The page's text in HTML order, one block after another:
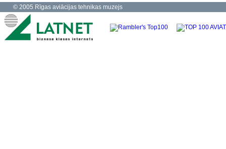
© 2005 Rīgas aviācijas tehnikas muzejs